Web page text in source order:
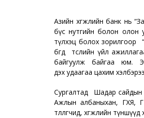
Азийн хөгжлийн банк нь
бүс нутгийн болон олон
түлхэц болох зорилгоор
бөгөөд төслийн үйл
байгуулж байгаа юм.
дэх удаагаа цахим
Сургалтад Шадар сайдын
Ажлын албаныхан, ГХЯ,
төлөөлөгчид, хөгжлийн